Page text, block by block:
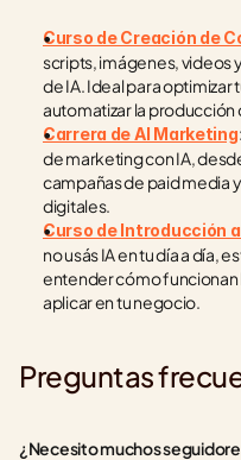
Curso de Creación de
scripts, imágenes, videos
de IA. Ideal para
automatizar la producción
Carrera de AI Marketing
de marketing con IA,
campañas de paid media
digitales.
Curso de Introducción
no usás IA en tu día a día,
entender cómo funcionan
aplicar en tu negocio.
Preguntas
¿Necesito muchos